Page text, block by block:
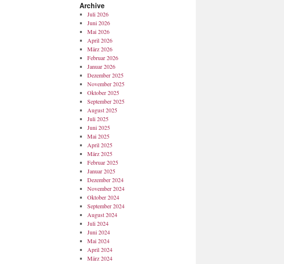
Archive
Juli 2026
Juni 2026
Mai 2026
April 2026
März 2026
Februar 2026
Januar 2026
Dezember 2025
November 2025
Oktober 2025
September 2025
August 2025
Juli 2025
Juni 2025
Mai 2025
April 2025
März 2025
Februar 2025
Januar 2025
Dezember 2024
November 2024
Oktober 2024
September 2024
August 2024
Juli 2024
Juni 2024
Mai 2024
April 2024
März 2024